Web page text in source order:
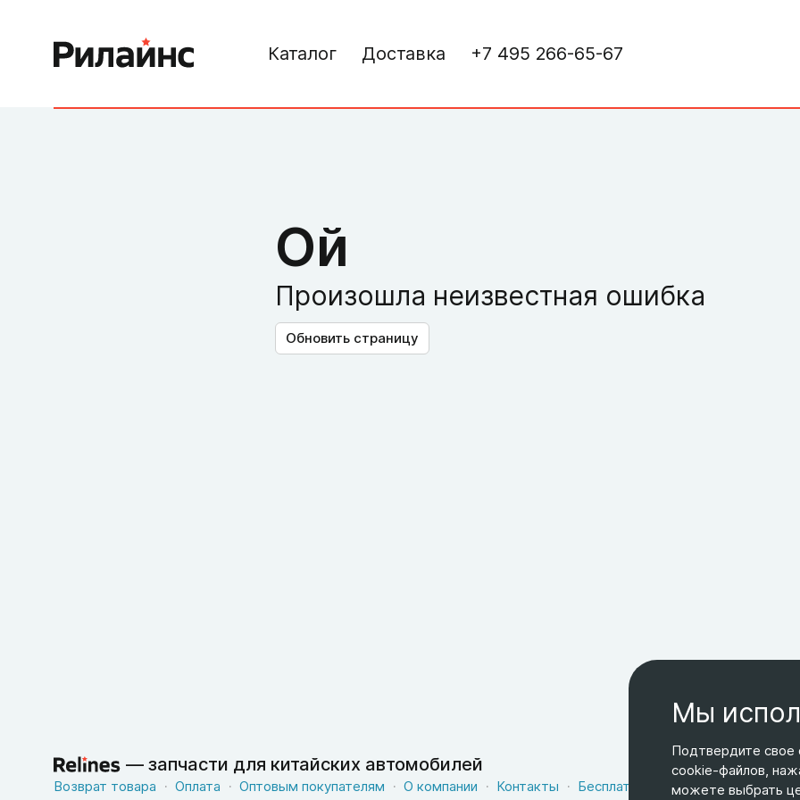
Каталог Доставка +7 495 266-65-67
Ой
Произошла неизвестная ошибка
Обновить страницу
— запчасти для китайских автомобилей
Возврат товара Оплата Оптовым покупателям О компании Контакты Бесплатная доставка
Оферта
Мы
Подтвердите свое
cookie-файлов,
можете выбрать